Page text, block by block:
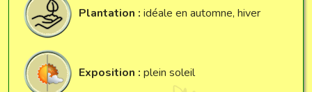
Plantation : idéale en automne, hiver
Exposition : plein soleil